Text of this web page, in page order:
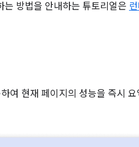
방법을 안내하는 튜토리얼은
여 현재 페이지의 성능을 즉시